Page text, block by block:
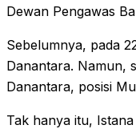
Dewan Pengawas
Sebelumnya, pada
Danantara. Namun,
Danantara, posisi
Tak hanya itu,